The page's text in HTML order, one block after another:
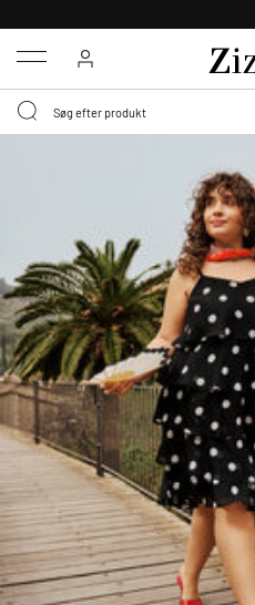
Menu